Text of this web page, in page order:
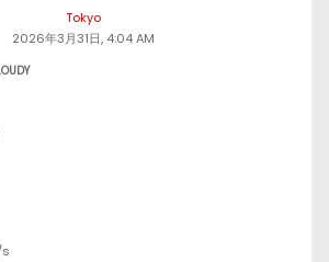
Tokyo
2026年3月31日, 4:04 AM